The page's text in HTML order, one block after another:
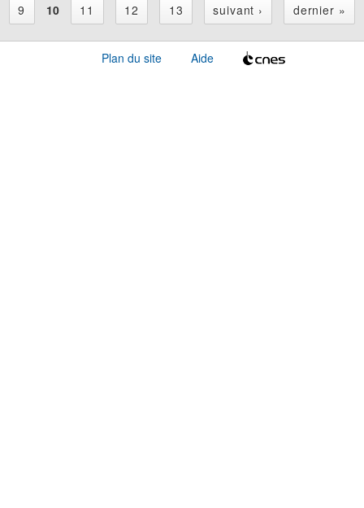
P
9
10 11 12 13 suivant › dernier »
Plan du site Aide